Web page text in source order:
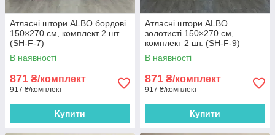
Атласні штори ALBO бордові
150×270 см, комплект 2 шт.
(SH-F-7)
В наявності
871 ₴/комплект
917 ₴/комплект
Купити
Атласні штори ALBO
золотисті 150×270 см,
комплект 2 шт. (SH-F-9)
В наявності
871 ₴/комплект
917 ₴/комплект
Купити